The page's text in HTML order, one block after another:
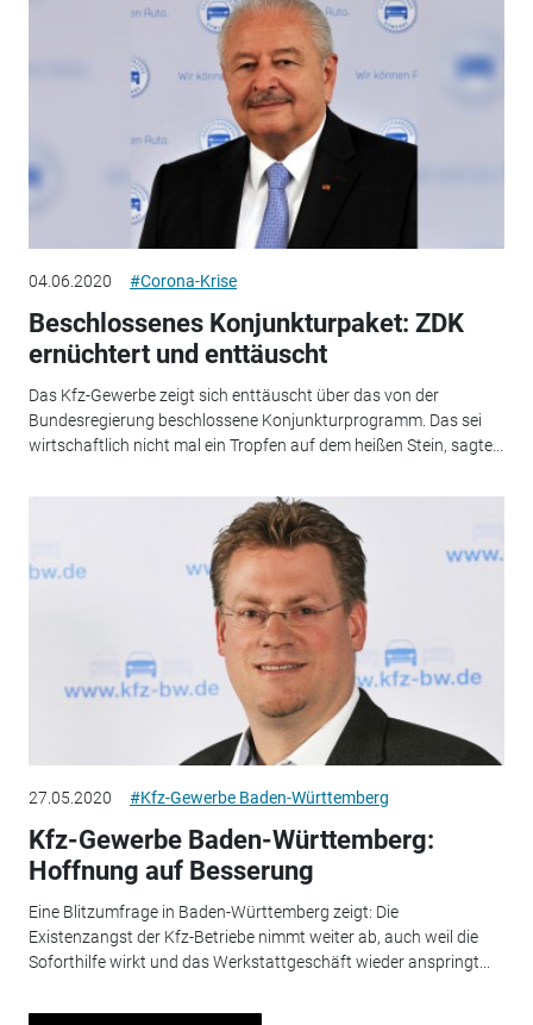
04.06.2020 #Corona-Krise
Beschlossenes Konjunkturpaket: ZDK
ernüchtert und enttäuscht
Das Kfz-Gewerbe zeigt sich enttäuscht über das von der
Bundesregierung beschlossene Konjunkturprogramm. Das sei
wirtschaftlich nicht mal ein Tropfen auf dem heißen Stein, sagte...
27.05.2020 #Kfz-Gewerbe Baden-Württemberg
Kfz-Gewerbe Baden-Württemberg:
Hoffnung auf Besserung
Eine Blitzumfrage in Baden-Württemberg zeigt: Die
Existenzangst der Kfz-Betriebe nimmt weiter ab, auch weil die
Soforthilfe wirkt und das Werkstattgeschäft wieder anspringt...